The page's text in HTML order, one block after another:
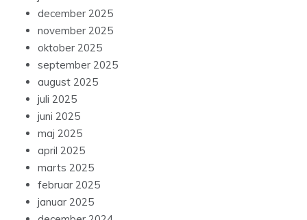
december 2025
november 2025
oktober 2025
september 2025
august 2025
juli 2025
juni 2025
maj 2025
april 2025
marts 2025
februar 2025
januar 2025